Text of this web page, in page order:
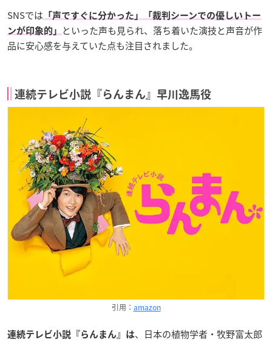
SNSでは 「声ですぐに分かった」「裁判シーンでの優しいトー
ンが印象的」
といった声も見られ、落ち着いた演技と声音が作
品に安心感を与えていた点も注目されました。
連続テレビ小説『らんまん』早川逸馬役
引用： amazon
連続テレビ小説『らんまん』は、日本の植物学者・牧野富太郎